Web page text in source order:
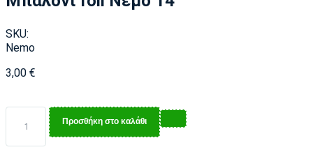
SKU:
Nemo
3,00 €
Προσθήκη στο καλάθι